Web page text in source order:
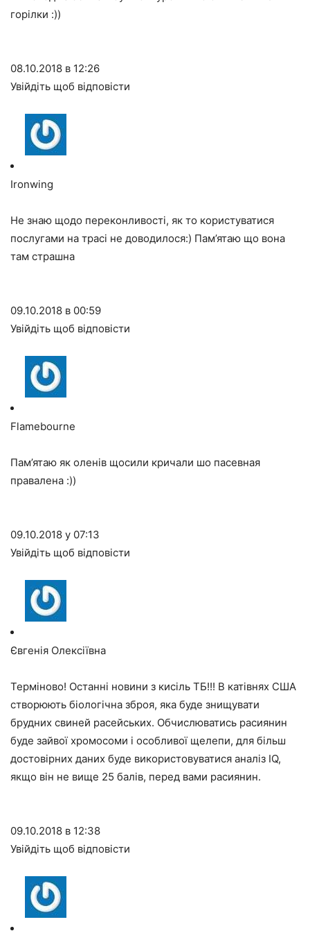
горілки :))
08.10.2018 в 12:26
Увійдіть щоб відповісти
Ironwing
Не знаю щодо переконливості, як то користуватися
послугами на трасі не доводилося:) Пам’ятаю що вона
там страшна
09.10.2018 в 00:59
Увійдіть щоб відповісти
Flamebourne
Пам’ятаю як оленів щосили кричали шо пасевная
правалена :))
09.10.2018 у 07:13
Увійдіть щоб відповісти
Євгенія Олексіївна
Терміново! Останні новини з кисіль ТБ!!! В катівнях США
створюють біологічна зброя, яка буде знищувати
брудних свиней расейських. Обчислюватись расиянин
буде зайвої хромосоми і особливої щелепи, для більш
достовірних даних буде використовуватися аналіз IQ,
якщо він не вище 25 балів, перед вами расиянин.
09.10.2018 в 12:38
Увійдіть щоб відповісти